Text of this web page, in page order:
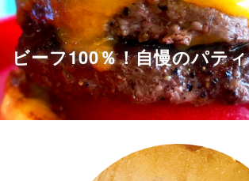
ビーフ100％！自慢のパティ